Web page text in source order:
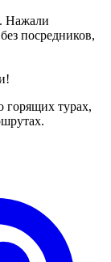
Нажали
посредников,
горящих турах,